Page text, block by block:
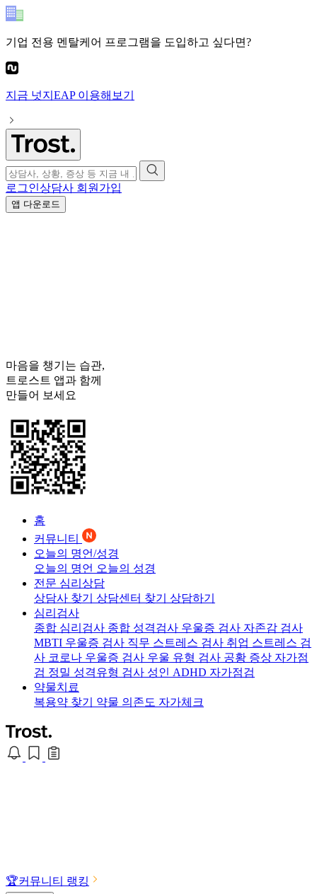
기업 전용 멘탈케어 프로그램을 도입하고 싶다면?
지금 넛지EAP이용해보기
로그인상담사 회원가입
앱 다운로드
마음을 챙기는 습관,
트로스트 앱과 함께
만들어 보세요
홈
커뮤니티
오늘의 명언/성경
오늘의 명언 오늘의 성경
전문 심리상담
상담사 찾기 상담센터 찾기 상담하기
심리검사
종합 심리검사 종합 성격검사 우울증 검사 자존감 검사
MBTI 우울증 검사 직무 스트레스 검사 취업 스트레스 검
사 코로나 우울증 검사 우울 유형 검사 공황 증상 자가점
검 정밀 성격유형 검사 성인 ADHD 자가점검
약물치료
복용약 찾기 약물 의존도 자가체크
🏆커뮤니티 랭킹